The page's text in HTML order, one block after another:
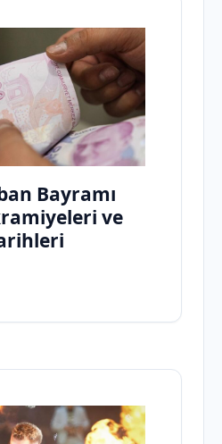
Bayramı
ve